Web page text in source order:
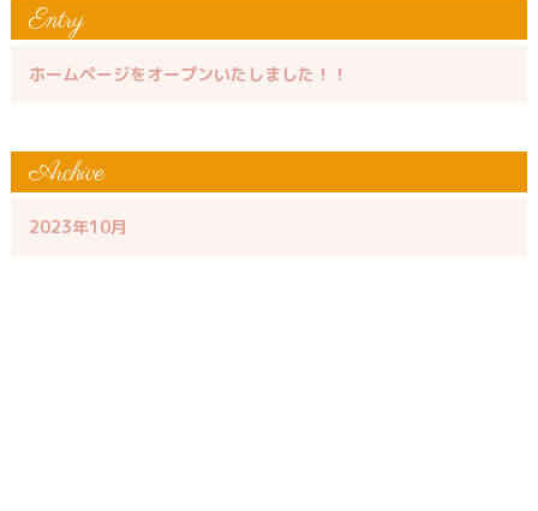
Entry
ホームページをオープンいたしました！！
Archive
2023年10月